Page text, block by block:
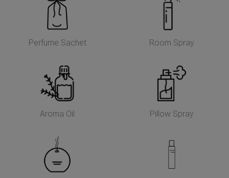
Perfume Sachet Room Spray
Aroma Oil Pillow Spray